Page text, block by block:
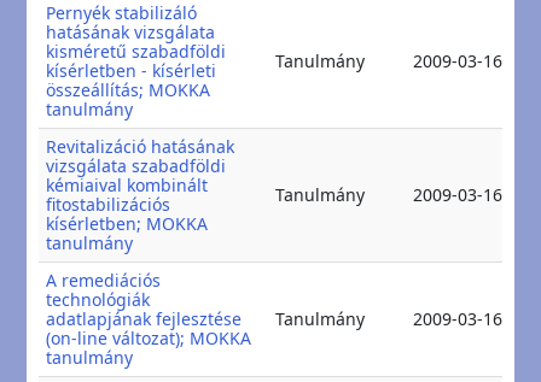
Pernyék stabilizáló
hatásának vizsgálata
kisméretű szabadföldi
kísérletben - kísérleti
összeállítás; MOKKA
tanulmány
Tanulmány 2009-03-16
Revitalizáció hatásának
vizsgálata szabadföldi
kémiaival kombinált
fitostabilizációs
kísérletben; MOKKA
tanulmány
Tanulmány 2009-03-16
A remediációs
technológiák
adatlapjának fejlesztése
(on-line változat); MOKKA
tanulmány
Tanulmány 2009-03-16